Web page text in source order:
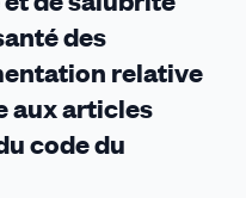
des
relative
aux articles
code du